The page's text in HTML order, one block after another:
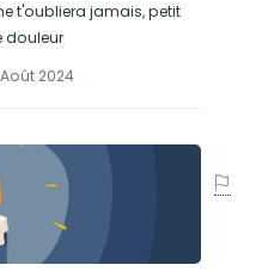
t'oubliera jamais, petit
douleur
Août 2024